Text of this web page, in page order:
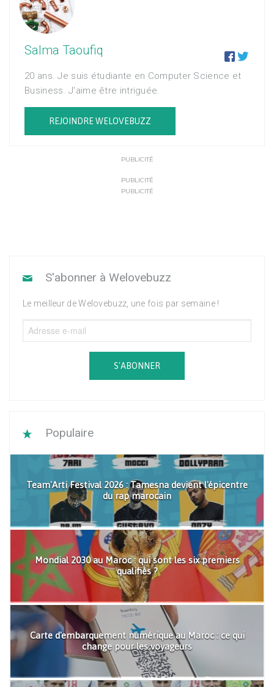
Salma Taoufiq 

20 ans. Je suis étudiante en Computer Science et
Business. J'aime être intriguée.
REJOINDRE WELOVEBUZZ
PUBLICITÉ
PUBLICITÉ
PUBLICITÉ
S'abonner à Welovebuzz
Le meilleur de Welovebuzz, une fois par semaine !
S'ABONNER
Populaire
Team'Arti Festival 2026 : Tamesna devient l'épicentre
du rap marocain
Mondial 2030 au Maroc : qui sont les six premiers
qualifiés ?
Carte d'embarquement numérique au Maroc : ce qui
change pour les voyageurs